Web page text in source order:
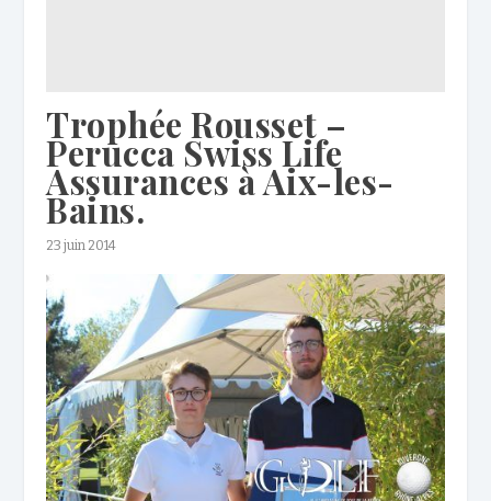
Trophée Rousset –
Perucca Swiss Life
Assurances à Aix-les-
Bains.
23 juin 2014